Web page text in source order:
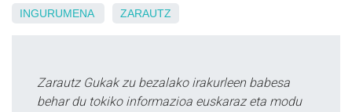
INGURUMENA ZARAUTZ
Zarautz Gukak zu bezalako irakurleen babesa
behar du tokiko informazioa euskaraz eta modu